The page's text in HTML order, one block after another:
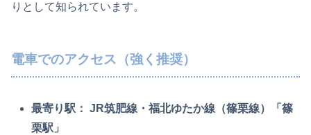
りとして知られています。
電車でのアクセス（強く推奨）
最寄り駅： JR筑肥線・福北ゆたか線（篠栗線）「篠
栗駅」